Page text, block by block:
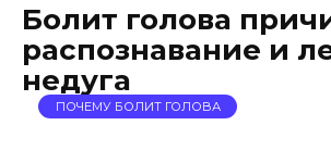
Болит голова
распознавание и
недуга
ПОЧЕМУ БОЛИТ ГОЛОВА